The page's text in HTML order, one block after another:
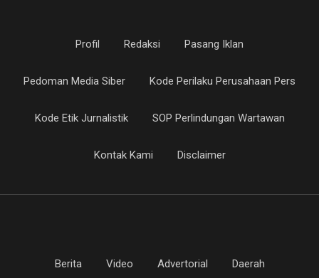
Profil Redaksi Pasang Iklan
Pedoman Media Siber Kode Perilaku Perusahaan Pers
Kode Etik Jurnalistik SOP Perlindungan Wartawan
Kontak Kami Disclaimer
Berita Video Advertorial Daerah